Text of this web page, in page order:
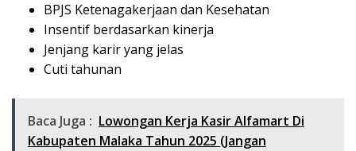
BPJS Ketenagakerjaan dan Kesehatan
Insentif berdasarkan kinerja
Jenjang karir yang jelas
Cuti tahunan
Baca Juga : Lowongan Kerja Kasir Alfamart Di
Kabupaten Malaka Tahun 2025 (Jangan